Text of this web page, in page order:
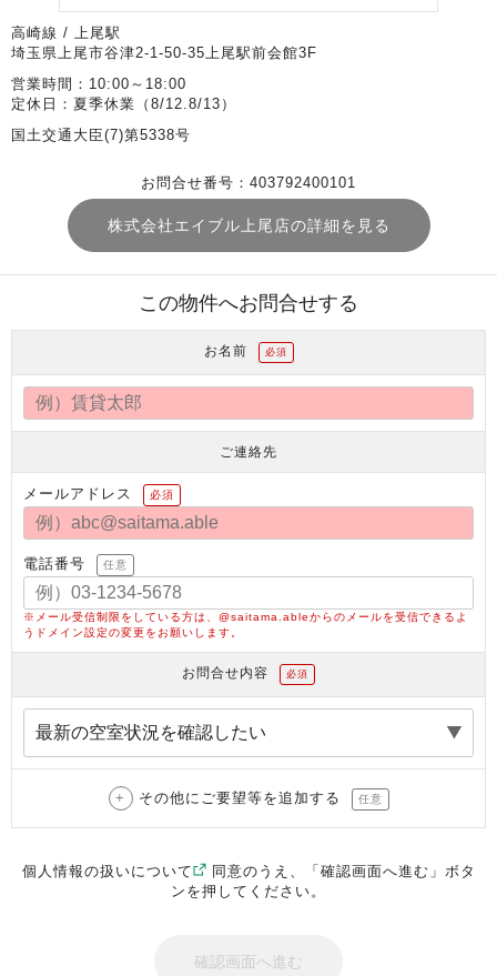
高崎線 / 上尾駅
埼玉県上尾市谷津2-1-50-35上尾駅前会館3F
営業時間：10:00～18:00
定休日：夏季休業（8/12.8/13）
国土交通大臣(7)第5338号
お問合せ番号：403792400101
株式会社エイブル上尾店の詳細を見る
この物件へお問合せする
お名前 必須
ご連絡先
メールアドレス 必須
電話番号 任意
※メール受信制限をしている方は、@saitama.ableからのメールを受信できるよ
うドメイン設定の変更をお願いします。
お問合せ内容 必須
その他にご要望等を追加する 任意
個人情報の扱いについて
同意のうえ、「確認画面へ進む」ボタ
ンを押してください。